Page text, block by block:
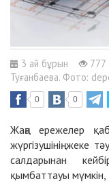
3 ай бұрын 777
Туғанбаева. Фото:
0 0
Жаңа ережелер
жүргізушінің жеке
салдарынан
қымбаттауы